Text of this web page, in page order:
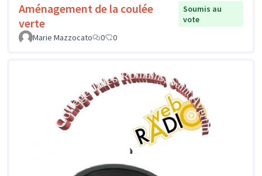
Aménagement de la coulée
verte
Soumis au
vote
Marie Mazzocato
0 0